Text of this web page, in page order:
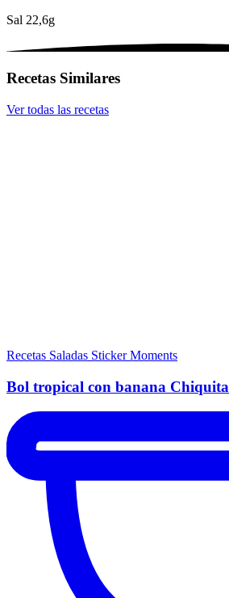
Sal 22,6g
Recetas Similares
Ver todas las recetas
Recetas Saladas Sticker Moments
Bol tropical con banana Chiquita